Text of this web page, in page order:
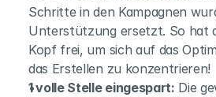
Schritte in den Kampagnen
Unterstützung ersetzt. So hat
Kopf frei, um sich auf das
das Erstellen zu konzentrieren!
1 volle Stelle eingespart: Die